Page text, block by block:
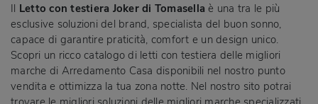
Il Letto con testiera Joker di Tomasella è una tra le più
esclusive soluzioni del brand, specialista del buon sonno,
capace di garantire praticità, comfort e un design unico.
Scopri un ricco catalogo di letti con testiera delle migliori
marche di Arredamento Casa disponibili nel nostro punto
vendita e ottimizza la tua zona notte. Nel nostro sito potrai